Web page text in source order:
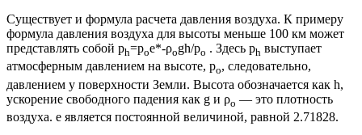
Существует и формула расчета давления воздуха. К примеру
формула давления воздуха для высоты меньше 100 км может
представлять собой рh=poe*-ρogh/рo . Здесь рh выступает
атмосферным давлением на высоте, рo, следовательно,
давлением у поверхности Земли. Высота обозначается как h,
ускорение свободного падения как g и ρo — это плотность
воздуха. e является постоянной величиной, равной 2.71828.